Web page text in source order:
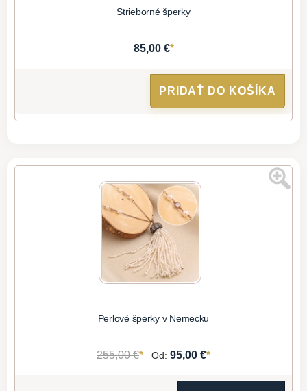
Strieborné šperky
85,00 €*
PRIDAŤ DO KOŠÍKA
Perlové šperky v Nemecku
255,00 €* Od: 95,00 €*